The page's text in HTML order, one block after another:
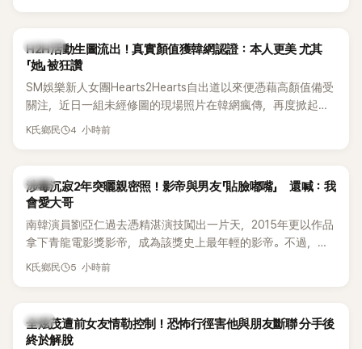
首度以演員身分復出。不過，新片尚未上映，她9年前電影中的
一句台詞卻突然被韓網翻出，意外再度掀起熱議。
K-POP
H2H活動生圖流出！真實顏值獲韓網認證：本人更美 尤其
「她」被狂讚
SM娛樂新人女團Hearts2Hearts自出道以來便憑藉高顏值備受
關注，近日一組未經修圖的現場照片在韓網瘋傳，再度掀起熱
烈討論，不少看過本人的網友更直呼：「真人比照片還漂亮！」
K氏鄉民 4 小時前
韓星
涉毒沉寂2年突曬親密照！影帝與男友「貼臉嘟嘴」 還喊：我
會愛大哥
南韓演員劉亞仁過去憑精湛演技闖出一片天，2015年更以作品
拿下青龍電影獎影帝，成為該獎史上最年輕的影帝。不過，他
2023年爆出涉毒風波後，演藝事業受到重創，後續又牽扯與男
K氏鄉民 5 小時前
韓星
全炫茂遭前女友情勒控制！恐怖行徑害他與朋友斷聯 分手後
終於解脫